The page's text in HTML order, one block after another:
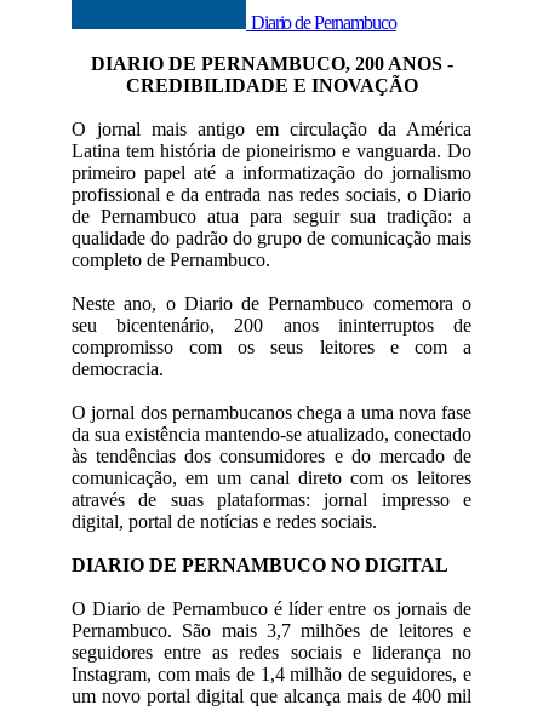
Diario de Pernambuco
DIARIO DE PERNAMBUCO, 200 ANOS -
CREDIBILIDADE E INOVAÇÃO
O jornal mais antigo em circulação da América
Latina tem história de pioneirismo e vanguarda. Do
primeiro papel até a informatização do jornalismo
profissional e da entrada nas redes sociais, o Diario
de Pernambuco atua para seguir sua tradição: a
qualidade do padrão do grupo de comunicação mais
completo de Pernambuco.
Neste ano, o Diario de Pernambuco comemora o
seu bicentenário, 200 anos ininterruptos de
compromisso com os seus leitores e com a
democracia.
O jornal dos pernambucanos chega a uma nova fase
da sua existência mantendo-se atualizado, conectado
às tendências dos consumidores e do mercado de
comunicação, em um canal direto com os leitores
através de suas plataformas: jornal impresso e
digital, portal de notícias e redes sociais.
DIARIO DE PERNAMBUCO NO DIGITAL
O Diario de Pernambuco é líder entre os jornais de
Pernambuco. São mais 3,7 milhões de leitores e
seguidores entre as redes sociais e liderança no
Instagram, com mais de 1,4 milhão de seguidores, e
um novo portal digital que alcança mais de 400 mil